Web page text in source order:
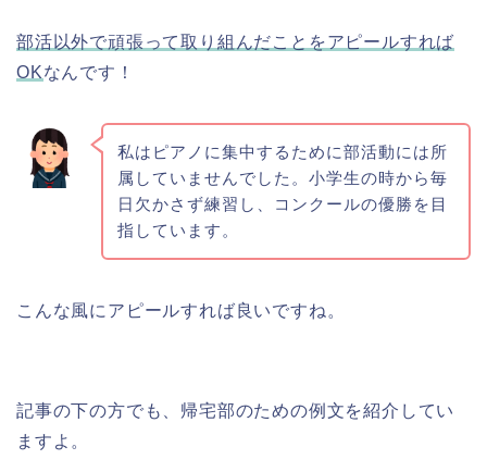
部活以外で頑張って取り組んだことをアピールすれば
OKなんです！
私はピアノに集中するために部活動には所
属していませんでした。小学生の時から毎
日欠かさず練習し、コンクールの優勝を目
指しています。
こんな風にアピールすれば良いですね。
記事の下の方でも、帰宅部のための例文を紹介してい
ますよ。